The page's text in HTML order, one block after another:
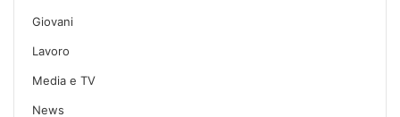
Giovani
Lavoro
Media e TV
News